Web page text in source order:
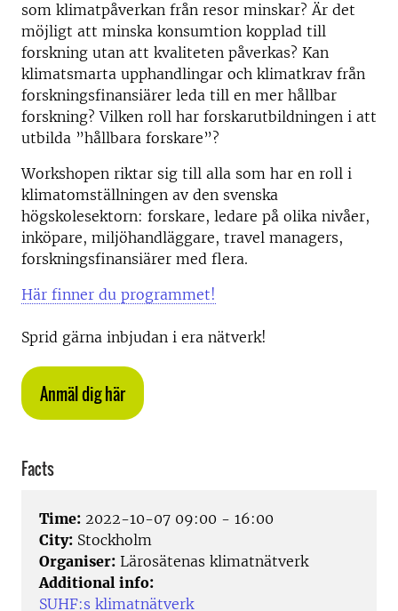
som klimatpåverkan från resor minskar? Är det
möjligt att minska konsumtion kopplad till
forskning utan att kvaliteten påverkas? Kan
klimatsmarta upphandlingar och klimatkrav från
forskningsfinansiärer leda till en mer hållbar
forskning? Vilken roll har forskarutbildningen i att
utbilda ”hållbara forskare”?
Workshopen riktar sig till alla som har en roll i
klimatomställningen av den svenska
högskolesektorn: forskare, ledare på olika nivåer,
inköpare, miljöhandläggare, travel managers,
forskningsfinansiärer med flera.
Här finner du programmet!
Sprid gärna inbjudan i era nätverk!
Anmäl dig här
Facts
Time: 2022-10-07 09:00 - 16:00
City: Stockholm
Organiser: Lärosätenas klimatnätverk
Additional info:
SUHF:s klimatnätverk